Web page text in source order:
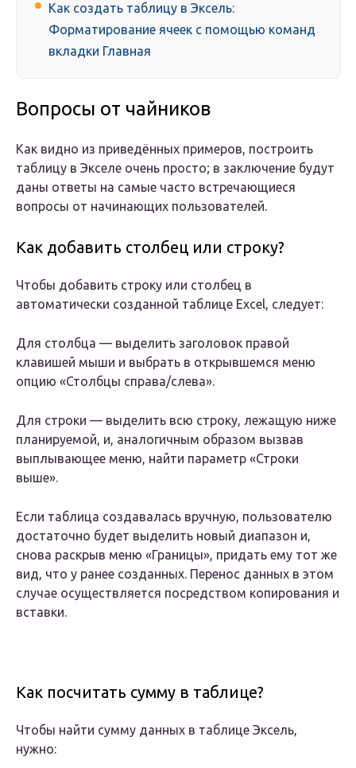
Как создать таблицу в Эксель:
Форматирование ячеек с помощью команд
вкладки Главная
Вопросы от чайников
Как видно из приведённых примеров, построить
таблицу в Экселе очень просто; в заключение будут
даны ответы на самые часто встречающиеся
вопросы от начинающих пользователей.
Как добавить столбец или строку?
Чтобы добавить строку или столбец в
автоматически созданной таблице Excel, следует:
Для столбца — выделить заголовок правой
клавишей мыши и выбрать в открывшемся меню
опцию «Столбцы справа/слева».
Для строки — выделить всю строку, лежащую ниже
планируемой, и, аналогичным образом вызвав
выплывающее меню, найти параметр «Строки
выше».
Если таблица создавалась вручную, пользователю
достаточно будет выделить новый диапазон и,
снова раскрыв меню «Границы», придать ему тот же
вид, что у ранее созданных. Перенос данных в этом
случае осуществляется посредством копирования и
вставки.
Как посчитать сумму в таблице?
Чтобы найти сумму данных в таблице Эксель,
нужно: